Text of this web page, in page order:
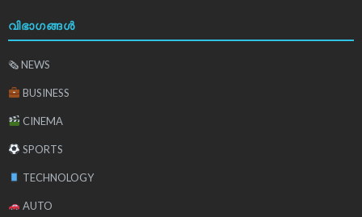
വിഭാഗങ്ങൾ
🗞 NEWS
BUSINESS
CINEMA
SPORTS
TECHNOLOGY
AUTO